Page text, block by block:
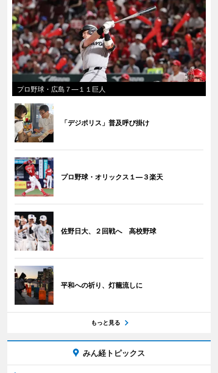
プロ野球・広島７―１１巨人
「デジポリス」普及呼び掛け
プロ野球・オリックス１―３楽天
佐野日大、２回戦へ 高校野球
平和への祈り、灯籠流しに
もっと見る
みん経トピックス